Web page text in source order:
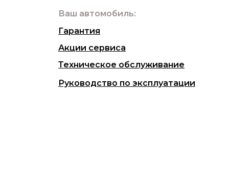
Ваш автомобиль:
Гарантия
Техническое обслуживание
Акции сервиса
Руководство по эксплуатации